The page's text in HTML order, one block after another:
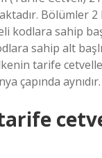
Bölümler
kodlara sahip
sahip alt
tarife
çapında aynıdır.